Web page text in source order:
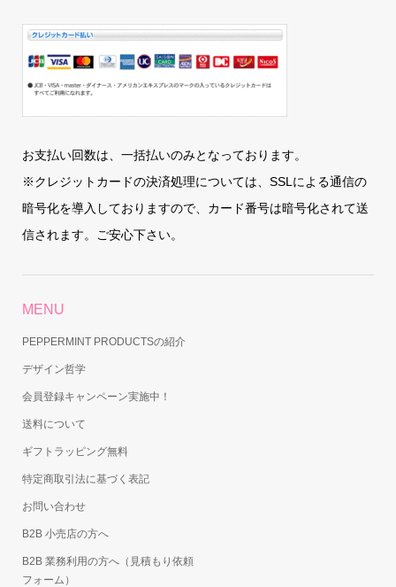
お支払い回数は、一括払いのみとなっております。
※クレジットカードの決済処理については、SSLによる通信の
暗号化を導入しておりますので、カード番号は暗号化されて送
信されます。ご安心下さい。
MENU
PEPPERMINT PRODUCTSの紹介
デザイン哲学
会員登録キャンペーン実施中！
送料について
ギフトラッピング無料
特定商取引法に基づく表記
お問い合わせ
B2B 小売店の方へ
B2B 業務利用の方へ（見積もり依頼
フォーム）